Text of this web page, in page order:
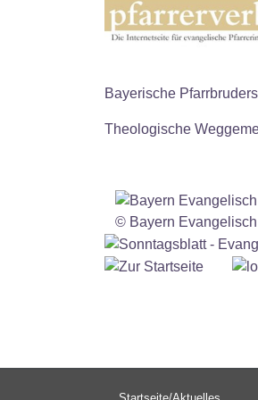
Bayerische
Theologische
Hauptnavigation